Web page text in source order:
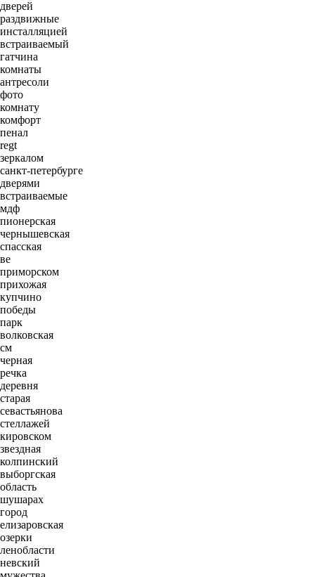
дверей
раздвижные
инсталляцией
встраиваемый
гатчина
комнаты
антресоли
фото
комнату
комфорт
пенал
regt
зеркалом
санкт-петербурге
дверями
встраиваемые
мдф
пионерская
чернышевская
спасская
ве
приморском
прихожая
купчино
победы
парк
волковская
см
черная
речка
деревня
старая
севастьянова
стеллажей
кировском
звездная
колпинский
выборгская
область
шушарах
город
елизаровская
озерки
ленобласти
невский